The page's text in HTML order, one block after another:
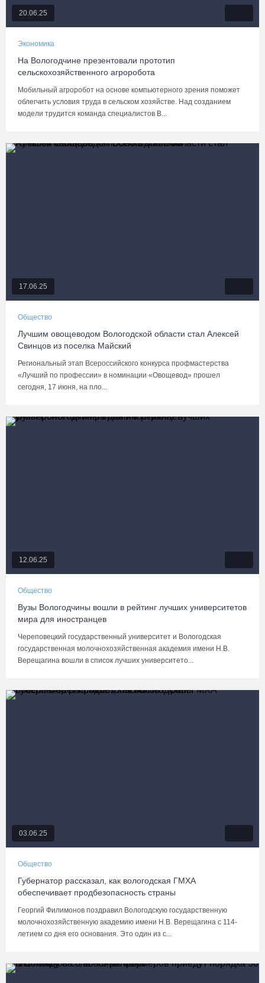
20.06.25
Экономика
На Вологодчине презентовали прототип
сельскохозяйственного агроробота
Мобильный агроробот на основе компьютерного зрения поможет
облегчить условия труда в сельском хозяйстве. Над созданием
модели трудится команда специалистов В...
17.06.25
Общество
Лучшим овощеводом Вологодской области стал Алексей
Свинцов из поселка Майский
Региональный этап Всероссийского конкурса профмастерства
«Лучший по профессии» в номинации «Овощевод» прошел
сегодня, 17 июня, на пло...
12.06.25
Общество
Вузы Вологодчины вошли в рейтинг лучших университетов
мира для иностранцев
Череповецкий государственный университет и Вологодская
государственная молочнохозяйственная академия имени Н.В.
Верещагина вошли в список лучших университето...
03.06.25
Общество
Губернатор рассказал, как вологодская ГМХА
обеспечивает продбезопасность страны
Георгий Филимонов поздравил Вологодскую государственную
молочнохозяйственную академию имени Н.В. Верещагина с 114-
летием со дня его основания. Это один из с...